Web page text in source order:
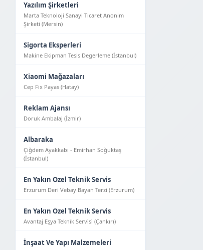
Yazılım Şirketleri
Marta Teknoloji Sanayi Ticaret Anonim
Şirketi (Mersin)
Sigorta Eksperleri
Makine Ekipman Tesis Degerleme (İstanbul)
Xiaomi Mağazaları
Cep Fix Payas (Hatay)
Reklam Ajansı
Doruk Ambalaj (İzmir)
Albaraka
Çiğdem Ayakkabı - Emirhan Soğuktaş
(İstanbul)
En Yakın Ozel Teknik Servis
Erzurum Deri Vebay Bayan Terzi (Erzurum)
En Yakın Ozel Teknik Servis
Avantaj Eşya Tekni̇k Servi̇si̇ (Çankırı)
İnşaat Ve Yapı Malzemeleri